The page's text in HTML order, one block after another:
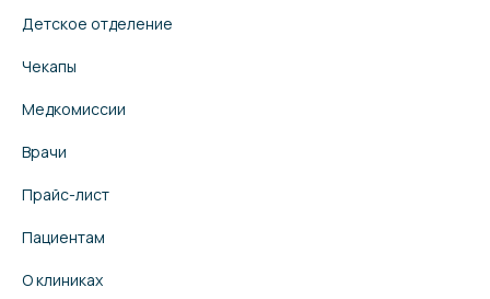
Детское отделение
Чекапы
Медкомиссии
Врачи
Прайс-лист
Пациентам
О клиниках